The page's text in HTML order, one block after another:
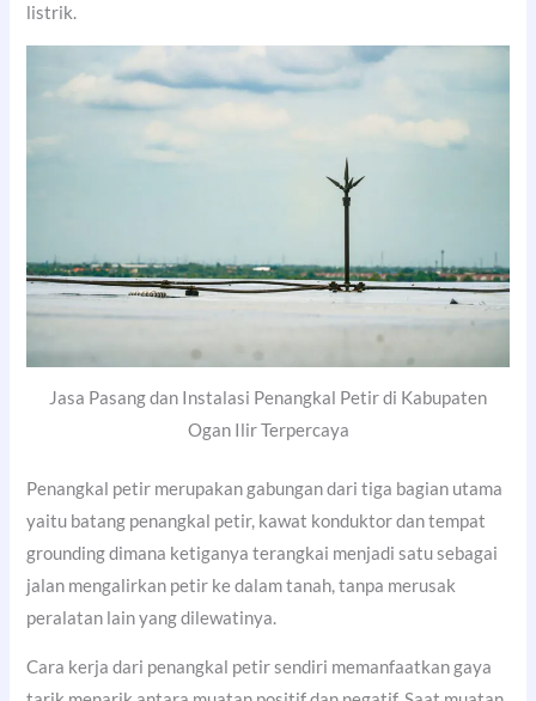
listrik.
Jasa Pasang dan Instalasi Penangkal Petir di Kabupaten
Ogan Ilir Terpercaya
Penangkal petir merupakan gabungan dari tiga bagian utama
yaitu batang penangkal petir, kawat konduktor dan tempat
grounding dimana ketiganya terangkai menjadi satu sebagai
jalan mengalirkan petir ke dalam tanah, tanpa merusak
peralatan lain yang dilewatinya.
Cara kerja dari penangkal petir sendiri memanfaatkan gaya